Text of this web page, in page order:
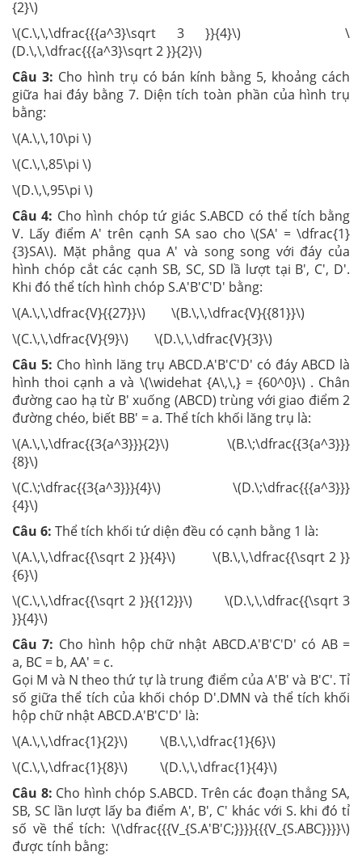
{2}\)
\(C.\,\,\dfrac{{{a^3}\sqrt 3 }}{4}\) \
(D.\,\,\dfrac{{{a^3}\sqrt 2 }}{2}\)
Câu 3: Cho hình trụ có bán kính bằng 5, khoảng cách
giữa hai đáy bằng 7. Diện tích toàn phần của hình trụ
bằng:
\(A.\,\,10\pi \)
\(C.\,\,85\pi \)
\(D.\,\,95\pi \)
Câu 4: Cho hình chóp tứ giác S.ABCD có thể tích bằng
V. Lấy điểm A' trên cạnh SA sao cho \(SA' = \dfrac{1}
{3}SA\). Mặt phẳng qua A' và song song với đáy của
hình chóp cắt các cạnh SB, SC, SD lầ lượt tại B', C', D'.
Khi đó thể tích hình chóp S.A'B'C'D' bằng:
\(A.\,\,\dfrac{V}{{27}}\) \(B.\,\,\dfrac{V}{{81}}\)
\(C.\,\,\dfrac{V}{9}\) \(D.\,\,\dfrac{V}{3}\)
Câu 5: Cho hình lăng trụ ABCD.A'B'C'D' có đáy ABCD là
hình thoi cạnh a và \(\widehat {A\,\,} = {60^0}\) . Chân
đường cao hạ từ B' xuống (ABCD) trùng với giao điểm 2
đường chéo, biết BB' = a. Thể tích khối lăng trụ là:
\(A.\,\,\dfrac{{3{a^3}}}{2}\) \(B.\;\dfrac{{3{a^3}}}
{8}\)
\(C.\;\dfrac{{3{a^3}}}{4}\) \(D.\;\dfrac{{{a^3}}}
{4}\)
Câu 6: Thể tích khối tứ diện đều có cạnh bằng 1 là:
\(A.\,\,\dfrac{{\sqrt 2 }}{4}\) \(B.\,\,\dfrac{{\sqrt 2 }}
{6}\)
\(C.\,\,\dfrac{{\sqrt 2 }}{{12}}\) \(D.\,\,\dfrac{{\sqrt 3
}}{4}\)
Câu 7: Cho hình hộp chữ nhật ABCD.A'B'C'D' có AB =
a, BC = b, AA′ = c.
Gọi M và N theo thứ tự là trung điểm của A'B' và B'C'. Tỉ
số giữa thể tích của khối chóp D'.DMN và thể tích khối
hộp chữ nhật ABCD.A'B'C'D' là:
\(A.\,\,\dfrac{1}{2}\) \(B.\,\,\dfrac{1}{6}\)
\(C.\,\,\dfrac{1}{8}\) \(D.\,\,\dfrac{1}{4}\)
Câu 8: Cho hình chóp S.ABCD. Trên các đoạn thẳng SA,
SB, SC lần lượt lấy ba điểm A', B', C' khác với S. khi đó tỉ
số về thể tích: \(\dfrac{{{V_{S.A'B'C;}}}}{{{V_{S.ABC}}}}\)
được tính bằng: